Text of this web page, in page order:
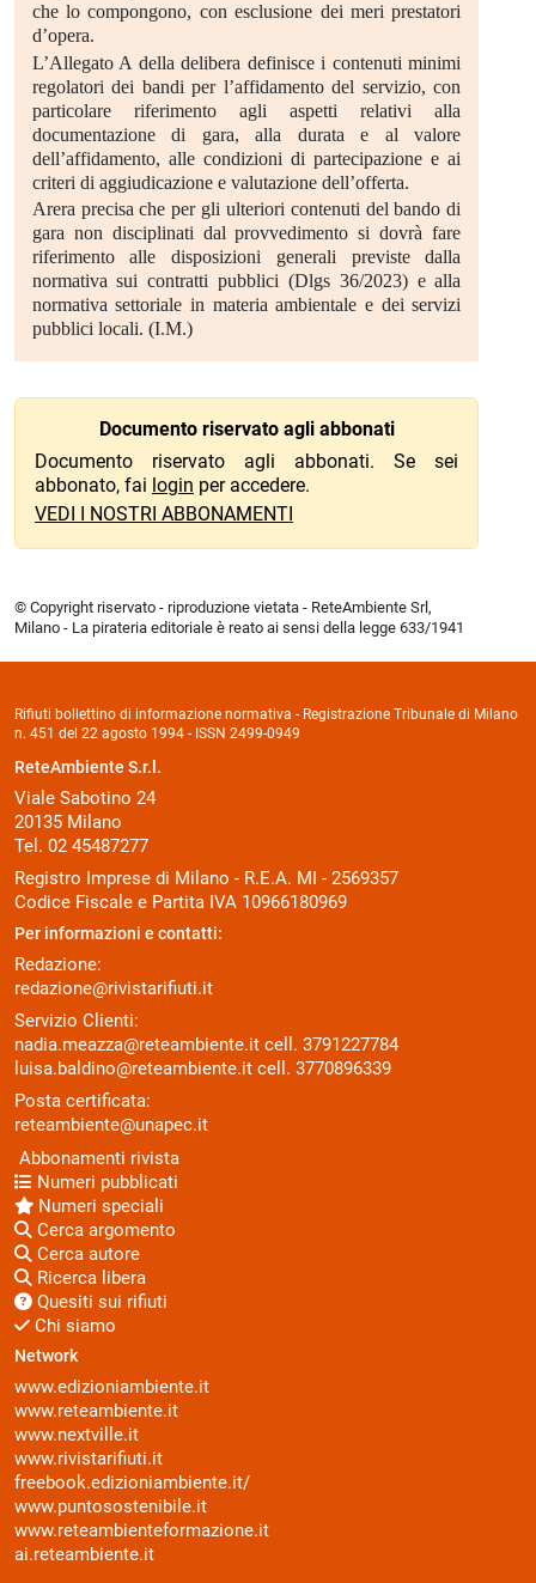
che lo compongono, con esclusione dei meri prestatori
d’opera.
L’Allegato A della delibera definisce i contenuti minimi
regolatori dei bandi per l’affidamento del servizio, con
particolare riferimento agli aspetti relativi alla
documentazione di gara, alla durata e al valore
dell’affidamento, alle condizioni di partecipazione e ai
criteri di aggiudicazione e valutazione dell’offerta.
Arera precisa che per gli ulteriori contenuti del bando di
gara non disciplinati dal provvedimento si dovrà fare
riferimento alle disposizioni generali previste dalla
normativa sui contratti pubblici (Dlgs 36/2023) e alla
normativa settoriale in materia ambientale e dei servizi
pubblici locali. (I.M.)
Documento riservato agli abbonati
Documento riservato agli abbonati. Se sei
abbonato, fai login per accedere.
VEDI I NOSTRI ABBONAMENTI
© Copyright riservato - riproduzione vietata - ReteAmbiente Srl,
Milano - La pirateria editoriale è reato ai sensi della legge 633/1941
Rifiuti bollettino di informazione normativa - Registrazione Tribunale di Milano
n. 451 del 22 agosto 1994 - ISSN 2499-0949
ReteAmbiente S.r.l.
Viale Sabotino 24
20135 Milano
Tel. 02 45487277
Registro Imprese di Milano - R.E.A. MI - 2569357
Codice Fiscale e Partita IVA 10966180969
Per informazioni e contatti:
Redazione:
redazione@rivistarifiuti.it
Servizio Clienti:
nadia.meazza@reteambiente.it cell. 3791227784
luisa.baldino@reteambiente.it cell. 3770896339
Posta certificata:
reteambiente@unapec.it
Abbonamenti rivista
Numeri pubblicati
Numeri speciali
Cerca argomento
Cerca autore
Ricerca libera
Quesiti sui rifiuti
Chi siamo
Network
www.edizioniambiente.it
www.reteambiente.it
www.nextville.it
www.rivistarifiuti.it
freebook.edizioniambiente.it/
www.puntosostenibile.it
www.reteambienteformazione.it
ai.reteambiente.it